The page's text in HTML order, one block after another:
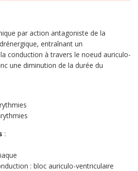
par action antagoniste de la
entraînant un
conduction à travers le noeud auriculo-
une diminution de la durée du
:
: bloc auriculo-ventriculaire